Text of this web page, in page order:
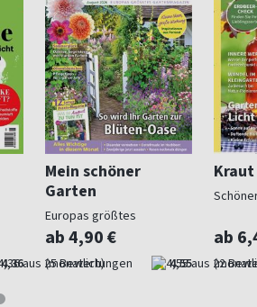
4,36
Mein schöner
Garten
Europas größtes
Gartenmagazin
ab 4,90 €
(monatlich) 4,55
Kraut
ab